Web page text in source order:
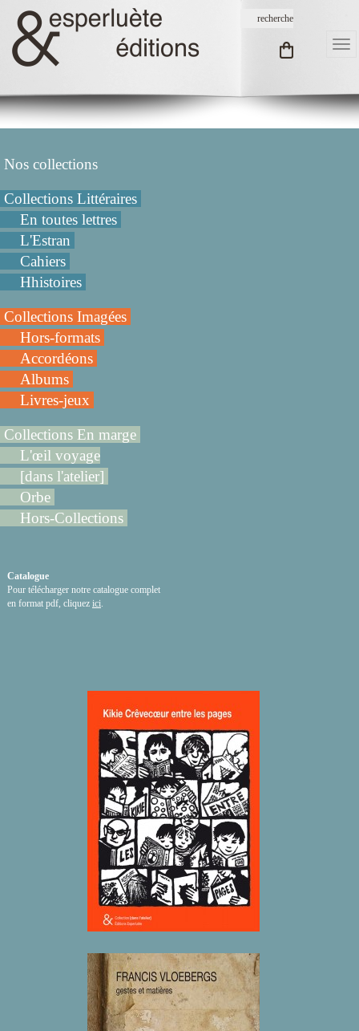
Nos collections
Collections Littéraires
En toutes lettres
L'Estran
Cahiers
Hhistoires
Collections Imagées
Hors-formats
Accordéons
Albums
Livres-jeux
Collections En marge
L'œil voyage
[dans l'atelier]
Orbe
Hors-Collections
Catalogue
Pour télécharger notre catalogue complet
en format pdf, cliquez ici.